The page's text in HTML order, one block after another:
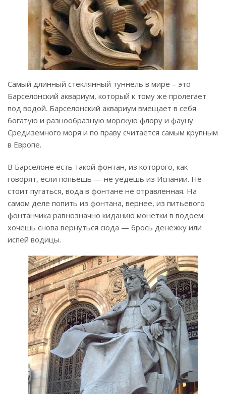
Самый длинный стеклянный туннель в мире – это
Барселонский аквариум, который к тому же пролегает
под водой. Барселонский аквариум вмещает в себя
богатую и разнообразную морскую флору и фауну
Средиземного моря и по праву считается самым крупным
в Европе.
В Барселоне есть такой фонтан, из которого, как
говорят, если попьешь — не уедешь из Испании. Не
стоит пугаться, вода в фонтане не отравленная. На
самом деле попить из фонтана, вернее, из питьевого
фонтанчика равнозначно киданию монетки в водоем:
хочешь снова вернуться сюда — брось денежку или
испей водицы.